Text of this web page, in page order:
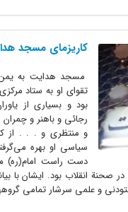
کاریزمای مسجد
مسجد هدایت به یمن
تقوای او به ستاد مرکزی
بود و بسیاری از
رجائی و باهنر و چمران
و منتظری و . . . از
سیاسی او بهره
دست راست امام(ره)
صحنة انقلاب بود. ایشان با
و علمی سرشار تمامی